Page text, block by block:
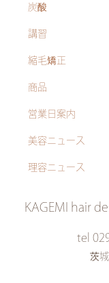
炭酸
講習
縮毛矯正
商品
営業日案内
美容ニュース
理容ニュース
KAGEMI hair
tel
茨